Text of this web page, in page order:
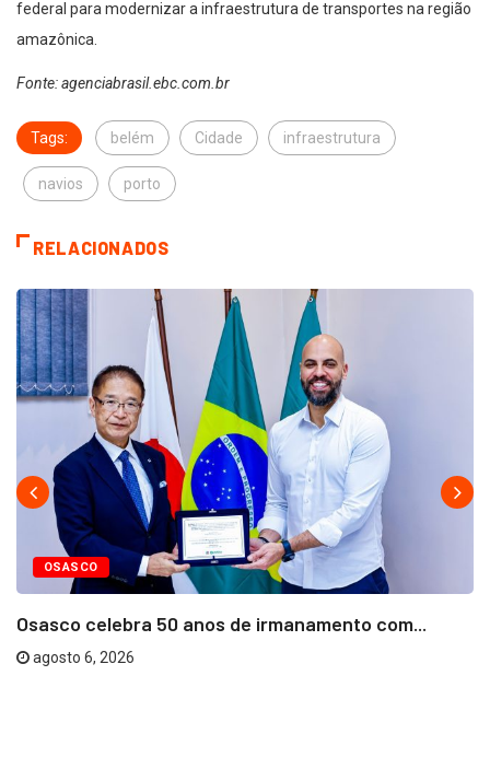
federal para modernizar a infraestrutura de transportes na região
amazônica.
Fonte: agenciabrasil.ebc.com.br
Tags: belém Cidade infraestrutura
navios porto
RELACIONADOS
OSASCO
Osasco celebra 50 anos de irmanamento com...
agosto 6, 2026